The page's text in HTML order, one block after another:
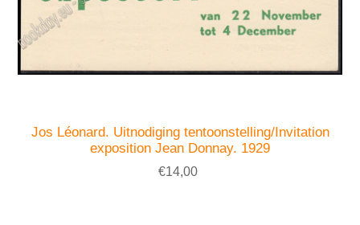
Jos Léonard. Uitnodiging tentoonstelling/Invitation
exposition Jean Donnay. 1929
€14,00